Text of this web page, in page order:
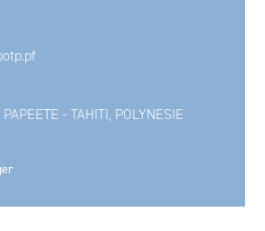
- TAHITI, POLYNESIE